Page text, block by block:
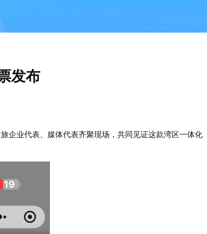
发布
企业代表、媒体代表齐聚现场，共同见证这款湾区一体化